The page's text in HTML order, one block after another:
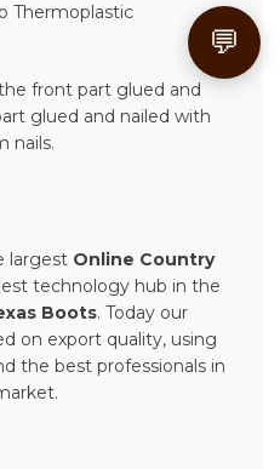
Thermoplastic
front part glued and
glued and nailed with
nails.
largest Online Country
technology hub in the
Boots. Today our
on export quality, using
the best professionals in
💬